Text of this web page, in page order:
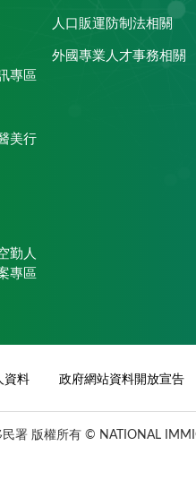
專區
美行
勤人
專區
人口販運防制法相關
外國專業人才事務相關
資料 政府網站資料開放宣告
署 版權所有 © NATIONAL